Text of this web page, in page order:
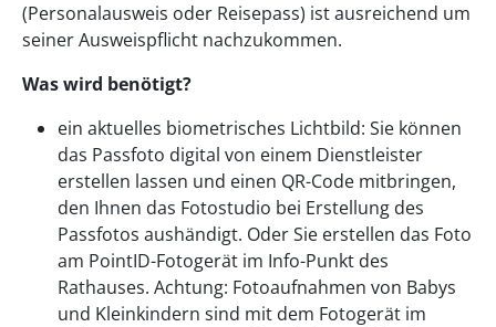
(Personalausweis oder Reisepass) ist ausreichend um
seiner Ausweispflicht nachzukommen.
Was wird benötigt?
ein aktuelles biometrisches Lichtbild: Sie können
das Passfoto digital von einem Dienstleister
erstellen lassen und einen QR-Code mitbringen,
den Ihnen das Fotostudio bei Erstellung des
Passfotos aushändigt. Oder Sie erstellen das Foto
am PointID-Fotogerät im Info-Punkt des
Rathauses. Achtung: Fotoaufnahmen von Babys
und Kleinkindern sind mit dem Fotogerät im